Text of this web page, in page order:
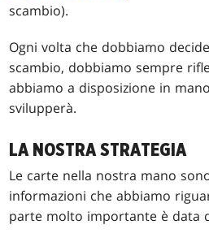
scambio).
Ogni volta che dobbiamo
scambio, dobbiamo sempre
abbiamo a disposizione in
svilupperà.
LA NOSTRA STRATEGIA
Le carte nella nostra mano
informazioni che abbiamo
parte molto importante è data